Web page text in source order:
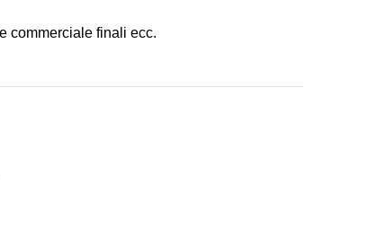
commerciale finali ecc.